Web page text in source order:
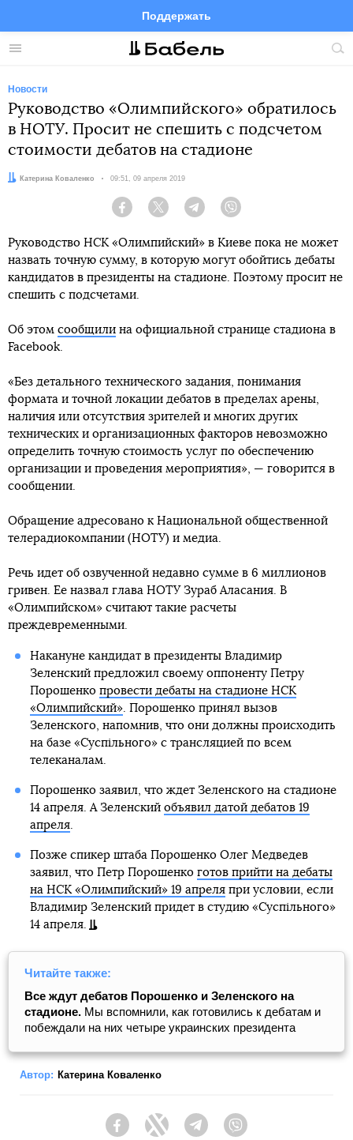
Меню
Поддержать
FacebookTelegramTwitter
Новости
Руководство «Олимпийского» обратилось
в НОТУ. Просит не спешить с подсчетом
стоимости дебатов на стадионе
Автор:Катерина Коваленко Дата:
09:51, 09 апреля 2019
Facebook Twitter Telegram
Руководство НСК «Олимпийский» в Киеве пока не может
назвать точную сумму, в которую могут обойтись дебаты
кандидатов в президенты на стадионе. Поэтому просит не
спешить с подсчетами.
Об этом сообщили на официальной странице стадиона в
Facebook.
«Без детального технического задания, понимания
формата и точной локации дебатов в пределах арены,
наличия или отсутствия зрителей и многих других
технических и организационных факторов невозможно
определить точную стоимость услуг по обеспечению
организации и проведения мероприятия», — говорится в
сообщении.
Обращение адресовано к Национальной общественной
телерадиокомпании (НОТУ) и медиа.
Речь идет об озвученной недавно сумме в 6 миллионов
гривен. Ее назвал глава НОТУ Зураб Аласания. В
«Олимпийском» считают такие расчеты
преждевременными.
Накануне кандидат в президенты Владимир
Зеленский предложил своему оппоненту Петру
Порошенко провести дебаты на стадионе НСК
«Олимпийский». Порошенко принял вызов
Зеленского, напомнив, что они должны происходить
на базе «Суспільного» с трансляцией по всем
телеканалам.
Порошенко заявил, что ждет Зеленского на стадионе
14 апреля. А Зеленский объявил датой дебатов 19
апреля.
Позже спикер штаба Порошенко Олег Медведев
заявил, что Петр Порошенко готов прийти на дебаты
на НСК «Олимпийский» 19 апреляпри условии, если
Владимир Зеленский придет в студию «Суспільного»
14 апреля.
Читайте также:
Все ждут дебатов Порошенко и Зеленского на
стадионе. Мы вспомнили, как готовились к дебатам и
побеждали на них четыре украинских президента
Автор: Катерина Коваленко
FacebookTwitter Telegram